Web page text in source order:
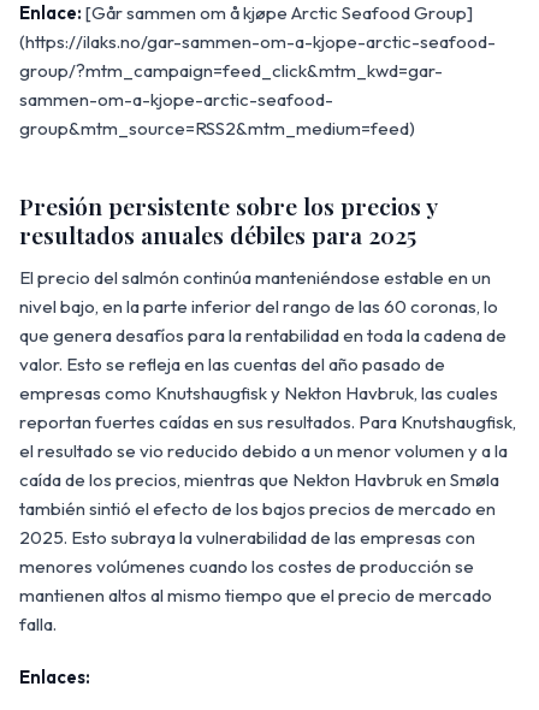
Enlace: [Går sammen om å kjøpe Arctic Seafood Group]
(https://ilaks.no/gar-sammen-om-a-kjope-arctic-seafood-
group/?mtm_campaign=feed_click&mtm_kwd=gar-
sammen-om-a-kjope-arctic-seafood-
group&mtm_source=RSS2&mtm_medium=feed)
Presión persistente sobre los precios y
resultados anuales débiles para 2025
El precio del salmón continúa manteniéndose estable en un
nivel bajo, en la parte inferior del rango de las 60 coronas, lo
que genera desafíos para la rentabilidad en toda la cadena de
valor. Esto se refleja en las cuentas del año pasado de
empresas como Knutshaugfisk y Nekton Havbruk, las cuales
reportan fuertes caídas en sus resultados. Para Knutshaugfisk,
el resultado se vio reducido debido a un menor volumen y a la
caída de los precios, mientras que Nekton Havbruk en Smøla
también sintió el efecto de los bajos precios de mercado en
2025. Esto subraya la vulnerabilidad de las empresas con
menores volúmenes cuando los costes de producción se
mantienen altos al mismo tiempo que el precio de mercado
falla.
Enlaces: